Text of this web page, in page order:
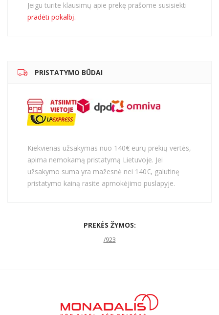
Jeigu turite klausimų apie prekę prašome susisiekti
pradėti pokalbį.
PRISTATYMO BŪDAI
Kiekvienas užsakymas nuo 140€ eurų prekių vertės,
apima nemokamą pristatymą Lietuvoje. Jei
užsakymo suma yra mažesnė nei 140€, galutinę
pristatymo kainą rasite apmokėjimo puslapyje.
PREKĖS ŽYMOS:
/923